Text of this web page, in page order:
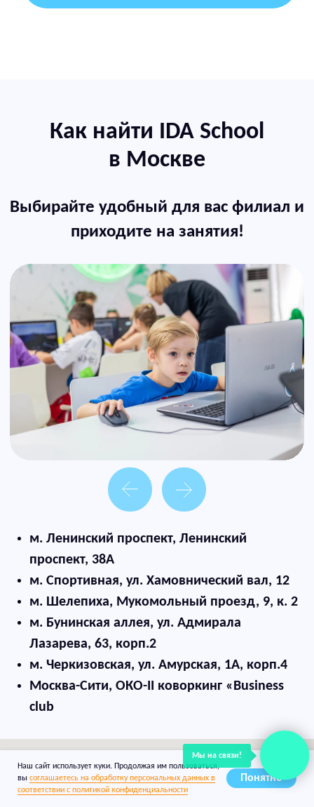
Мы на связи!
Наш сайт использует куки. Продолжая им пользоваться,
вы соглашаетесь на обработку персональных данных в
соответствии с политикой конфиденциальности
Понятно